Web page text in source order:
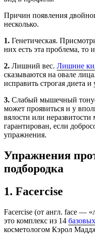
Причин появления
несколько.
1. Генетическая.
них есть эта проблема, то
2. Лишний вес. Лишние
сказываются на овале
исправить строгая диета
3. Слабый мышечный
может проявиться и у
вялости или
гарантирован, если
упражнения.
Упражнения
подбородка
1. Facercise
Facercise (от англ. face —
это комплекс из 14
косметологом Кэрол